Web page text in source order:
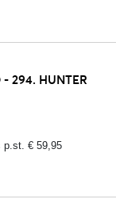
- 294. HUNTER
p.st. € 59,95